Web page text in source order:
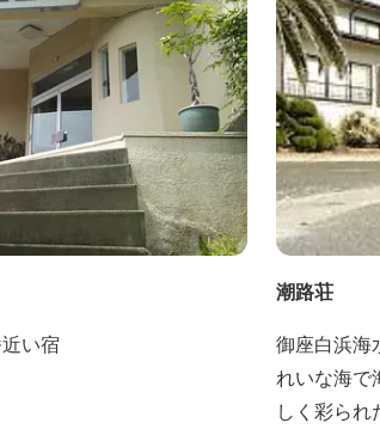
い宿
潮路荘
御座白浜海
れいな海で
しく彩ら